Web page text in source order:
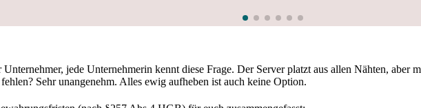
Unternehmer, jede Unternehmerin kennt diese Frage. Der Server platzt aus allen Nähten,
Sehr unangenehm. Alles ewig aufheben ist auch keine Option.